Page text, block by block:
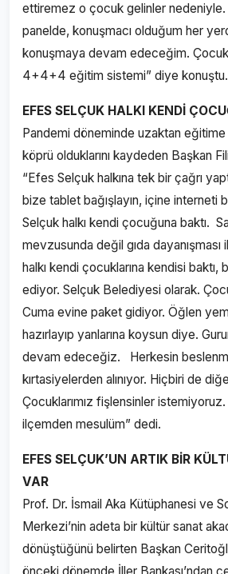
ettiremez o çocuk gelinler
panelde, konuşmacı olduğum her
konuşmaya devam edeceğim.
4+4+4 eğitim sistemi” diye konuştu.
EFES SELÇUK HALKI KENDİ
Pandemi döneminde uzaktan eğitime
köprü olduklarını kaydeden Başkan
“Efes Selçuk halkına tek bir çağrı
bize tablet bağışlayın, içine interneti
Selçuk halkı kendi çocuğuna baktı.
mevzusunda değil gıda
halkı kendi çocuklarına kendisi
ediyor. Selçuk Belediyesi olarak.
Cuma evine paket gidiyor. Öğlen
hazırlayıp yanlarına koysun diye.
devam edeceğiz. Herkesin
kırtasiyelerden alınıyor. Hiçbiri de
Çocuklarımız fişlensinler
ilçemden mesulüm” dedi.
EFES SELÇUK’UN ARTIK BİR
VAR
Prof. Dr. İsmail Aka Kütüphanesi ve
Merkezi’nin adeta bir kültür sanat
dönüştüğünü belirten Başkan